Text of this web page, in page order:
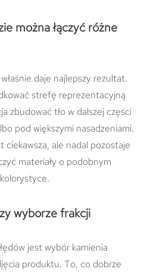
można łączyć różne
daje najlepszy rezultat.
strefę reprezentacyjną
zbudować tło w dalszej części
pod większymi nasadzeniami.
ale nadal pozostaje
materiały o podobnym
wyborze frakcji
jest wybór kamienia
produktu. To, co dobrze